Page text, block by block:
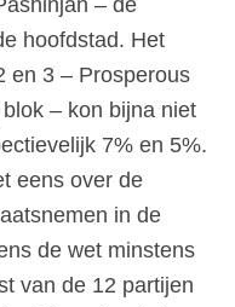
– de
hoofdstad. Het
en 3 – Prosperous
– kon bijna niet
7% en 5%.
eens over de
in de
de wet minstens
van de 12 partijen